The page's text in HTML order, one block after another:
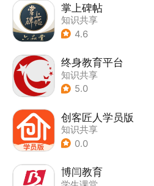
掌上碑帖
知识共享
4.6
终身教育平台
知识共享
5.0
创客匠人学员版
知识共享
0.0
博闫教育